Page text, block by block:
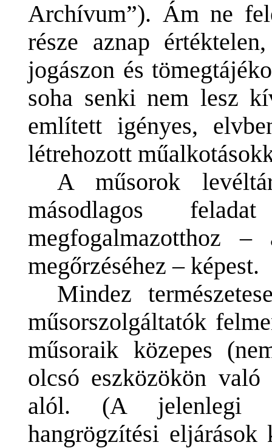
Archívum”). Ám ne
része aznap
jogászon és
soha senki nem lesz
említett igényes,
létrehozott
A műsorok
másodlagos
megfogalmazotthoz
megőrzéséhez – képest.
Mindez
műsorszolgáltatók
műsoraik közepes
olcsó eszközökön való
alól. (A jelenlegi
hangrögzítési